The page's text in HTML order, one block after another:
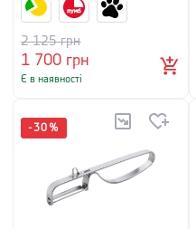
1 700 грн
2 125грн
Є в наявності
-30 %